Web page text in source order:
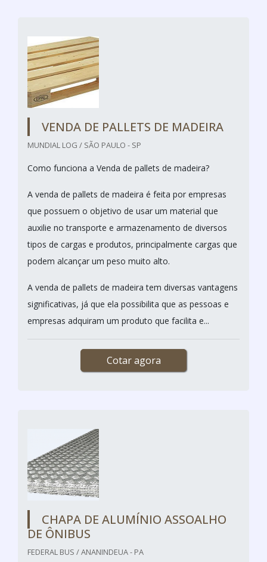
VENDA DE PALLETS DE MADEIRA
MUNDIAL LOG / SÃO PAULO - SP
Como funciona a Venda de pallets de madeira?
A venda de pallets de madeira é feita por empresas
que possuem o objetivo de usar um material que
auxilie no transporte e armazenamento de diversos
tipos de cargas e produtos, principalmente cargas que
podem alcançar um peso muito alto.
A venda de pallets de madeira tem diversas vantagens
significativas, já que ela possibilita que as pessoas e
empresas adquiram um produto que facilita e...
Cotar agora
CHAPA DE ALUMÍNIO ASSOALHO
DE ÔNIBUS
FEDERAL BUS / ANANINDEUA - PA